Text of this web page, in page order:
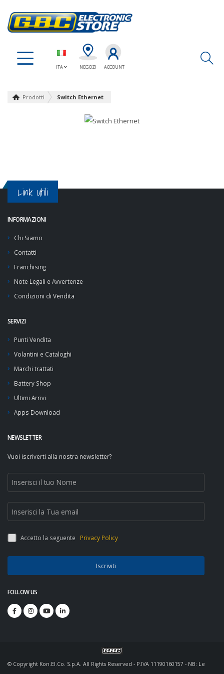
ITA NEGOZI ACCOUNT
Prodotti Switch Ethernet
Link Utili
INFORMAZIONI
Chi Siamo
Contatti
Franchising
Note Legali e Avvertenze
Condizioni di Vendita
SERVIZI
Punti Vendita
Volantini e Cataloghi
Marchi trattati
Battery Shop
Ultimi Arrivi
Apps Download
NEWSLETTER
Vuoi iscriverti alla nostra newsletter?
Accetto la seguente Privacy Policy
Iscriviti
FOLLOW US
© Copyright Kon.El.Co. S.p.A. All Rights Reserved - P.IVA 11190160157 - NB: Le